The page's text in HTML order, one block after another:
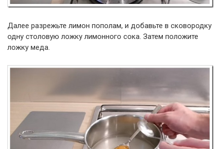
Далее разрежьте лимон пополам, и добавьте в сковородку
одну столовую ложку лимонного сока. Затем положите
ложку меда.